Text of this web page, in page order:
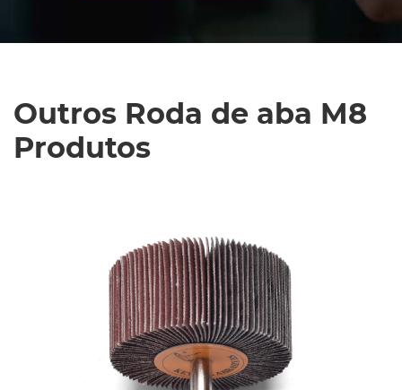
Outros Roda de aba M8
Produtos